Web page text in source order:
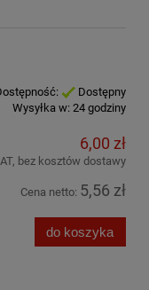
Dostępny
Wysyłka w: 24 godziny
6,00 zł
bez kosztów dostawy
Cena netto: 5,56 zł
do koszyka